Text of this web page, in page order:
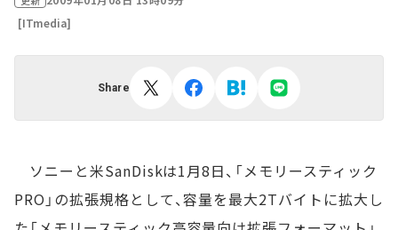
[ITmedia]
Share
ソニーと米SanDiskは1月8日、「メモリースティック
PRO」の拡張規格として、容量を最大2Tバイトに拡大し